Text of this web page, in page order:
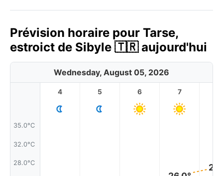
Prévision horaire pour Tarse,
estroict de Sibyle 🇹🇷 aujourd'hui
Wednesday, August 05, 2026
35.0°C
32.0°C
28.0°C
4 5 6 7